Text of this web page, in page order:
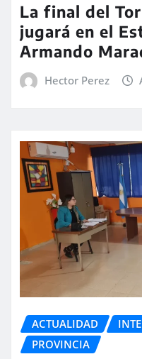
La final del
jugará en el
Armando
Hector Perez
ACTUALIDAD
PROVINCIA